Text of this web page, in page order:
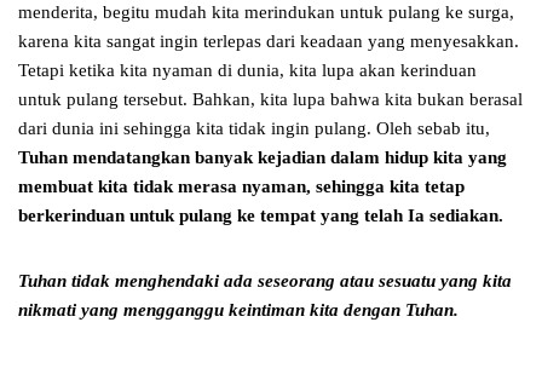
menderita, begitu mudah kita merindukan untuk pulang ke surga,
karena kita sangat ingin terlepas dari keadaan yang menyesakkan.
Tetapi ketika kita nyaman di dunia, kita lupa akan kerinduan
untuk pulang tersebut. Bahkan, kita lupa bahwa kita bukan berasal
dari dunia ini sehingga kita tidak ingin pulang. Oleh sebab itu,
Tuhan mendatangkan banyak kejadian dalam hidup kita yang
membuat kita tidak merasa nyaman, sehingga kita tetap
berkerinduan untuk pulang ke tempat yang telah Ia sediakan.
Tuhan tidak menghendaki ada seseorang atau sesuatu yang kita
nikmati yang mengganggu keintiman kita dengan Tuhan.